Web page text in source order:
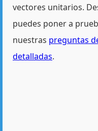
vectores unitarios.
puedes poner a
nuestras preguntas
detalladas.